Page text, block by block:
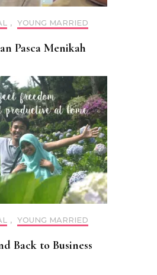
, YOUNG MARRIED
Pasca Menikah
, YOUNG MARRIED
Back to Business